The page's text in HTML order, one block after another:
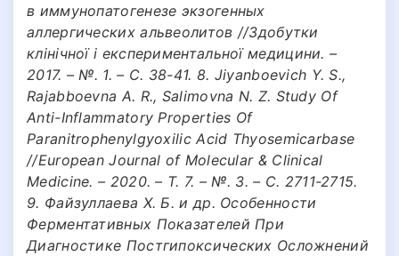
в иммунопатогенезе экзогенных
аллергических альвеолитов //Здобутки
клінічної i експериментальної медицини. –
2017. – №. 1. – С. 38-41. 8. Jiyanboevich Y. S.,
Rajabboevna A. R., Salimovna N. Z. Study Of
Anti-Inflammatory Properties Of
Paranitrophenylgyoxilic Acid Thyosemicarbase
//European Journal of Molecular & Clinical
Medicine. – 2020. – Т. 7. – №. 3. – С. 2711-2715.
9. Файзуллаева Х. Б. и др. Особенности
Ферментативных Показателей При
Диагностике Постгипоксических Осложнений